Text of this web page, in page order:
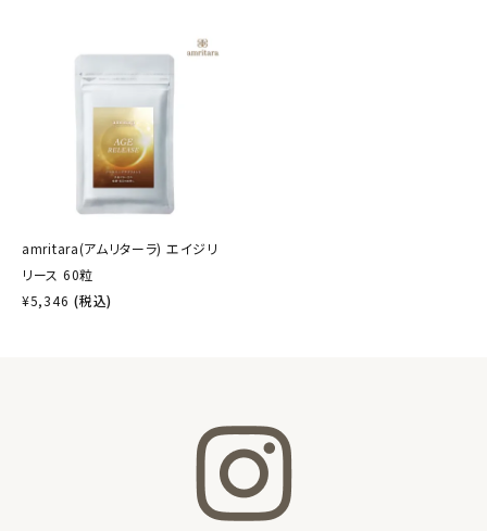
amritara(アムリターラ) エイジリ
リース 60粒
¥5,346 (税込)